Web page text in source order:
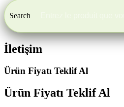
Search
İletişim
Ürün Fiyatı Teklif Al
Ürün Fiyatı Teklif Al